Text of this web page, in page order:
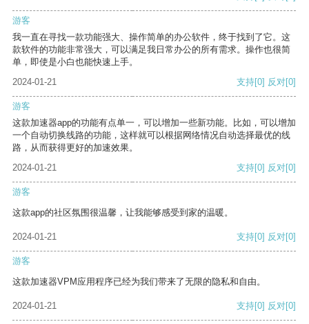
游客
我一直在寻找一款功能强大、操作简单的办公软件，终于找到了它。这
款软件的功能非常强大，可以满足我日常办公的所有需求。操作也很简
单，即使是小白也能快速上手。
2024-01-21
支持[0] 反对[0]
游客
这款加速器app的功能有点单一，可以增加一些新功能。比如，可以增加
一个自动切换线路的功能，这样就可以根据网络情况自动选择最优的线
路，从而获得更好的加速效果。
2024-01-21
支持[0] 反对[0]
游客
这款app的社区氛围很温馨，让我能够感受到家的温暖。
2024-01-21 支持[0] 反对[0]
游客
这款加速器VPM应用程序已经为我们带来了无限的隐私和自由。
2024-01-21 支持[0] 反对[0]